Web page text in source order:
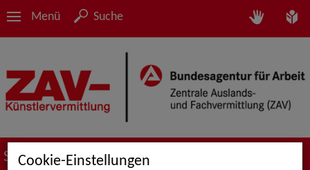
Menü Suche
Suche nach Künstler*innen
Cookie-Einstellungen